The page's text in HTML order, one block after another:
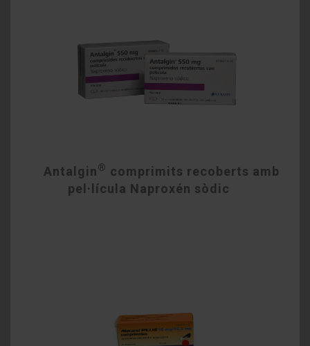
Antalgin® comprimits recoberts amb
pel·lícula Naproxén sòdic